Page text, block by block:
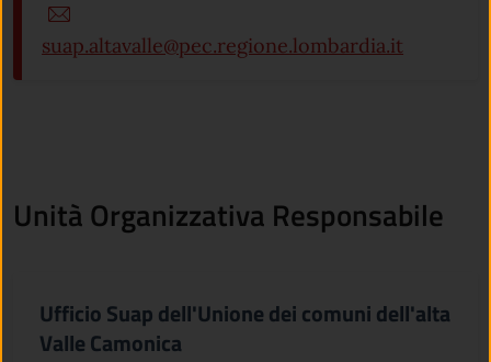
suap.altavalle@pec.regione.lombardia.it
Unità Organizzativa Responsabile
Ufficio Suap dell'Unione dei comuni dell'alta
Valle Camonica